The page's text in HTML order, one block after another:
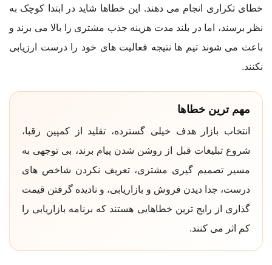
خطای تکراری انجام می دهند. این خطاها شاید در ابتدا کوچک به
نظر برسند، اما در بلند مدت هزینه جذب مشتری را بالا می برند و
باعث می شوند تیم ها نتیجه فعالیت های خود را درست ارزیابی
نکنند.
مهم ترین خطاها
انتخاب بازار هدف خیلی گسترده، تقلید از کمپین رقبا،
شروع تبلیغات قبل از روشن شدن پیام برند، بی توجهی به
مسیر تصمیم گیری مشتری، تعریف نکردن شاخص های
درست، جدا دیدن فروش و بازاریابی، و نادیده گرفتن قیمت
گذاری از رایج ترین خطاهایی هستند که برنامه بازاریابی را
کم اثر می کنند.